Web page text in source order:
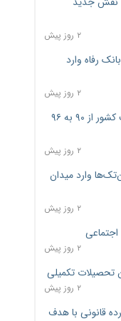
۲ روز پیش
بانک رفاه وارد
۲ روز پیش
فشار اقتصادی در مسیر صعود؛ شاخص فلاکت کشور از ۹۰ به ۹۶
۲ روز پیش
فین‌تک‌ها وارد میدان
۲ روز پیش
۲ روز پیش
تحصیلات تکمیلی
۲ روز پیش
قانونی با هدف